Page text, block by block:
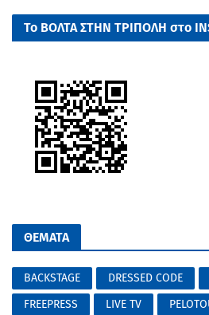
Το ΒΟΛΤΑ ΣΤΗΝ ΤΡΙΠΟΛΗ στο
ΘΕΜΑΤΑ
BACKSTAGE DRESSED CODE
FREEPRESS
LIVE TV